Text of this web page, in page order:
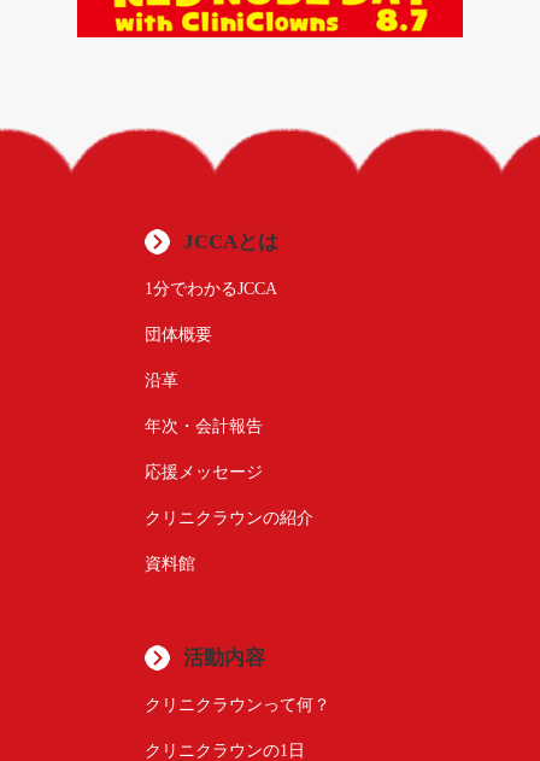
JCCAとは
1分でわかるJCCA
団体概要
沿革
年次・会計報告
応援メッセージ
クリニクラウンの紹介
資料館
活動内容
クリニクラウンって何？
クリニクラウンの1日